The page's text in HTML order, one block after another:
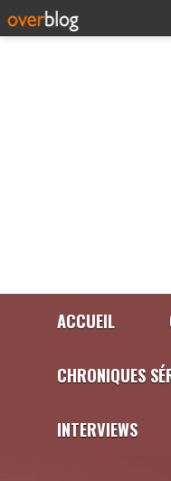
ACCUEIL
CHRONIQUES
INTERVIEWS